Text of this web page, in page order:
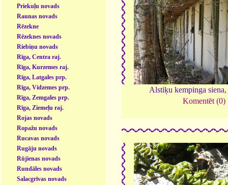
Priekuļu novads
Raunas novads
Rēzekne
Rēzeknes novads
Riebiņu novads
Rīga, Centra raj.
Rīga, Kurzemes raj.
Rīga, Latgales prp.
Rīga, Vidzemes prp.
Rīga, Zemgales prp.
Rīga, Ziemeļu raj.
Rojas novads
Ropažu novads
Rucavas novads
Rugāju novads
Rūjienas novads
Rundāles novads
Salacgrīvas novads
Alstiķu kempinga siena,
Komentēt (0)